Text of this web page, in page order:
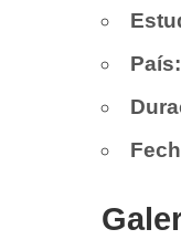
País: